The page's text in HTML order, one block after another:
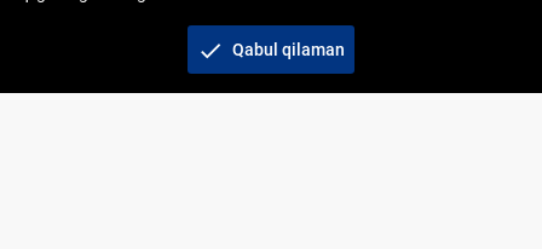
Copyright © 2017-2026. "Elektron onlayn-auksionlarni
tashkil etish" AJ. Barcha huquqlar himoyalangan
check Qabul qilaman